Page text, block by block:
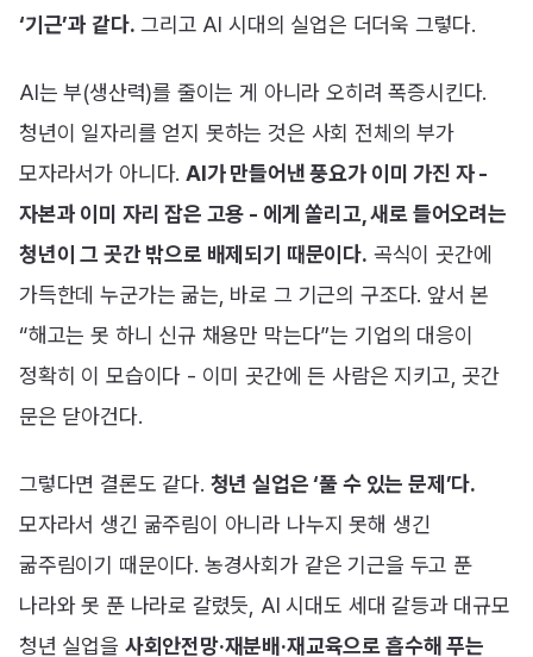
‘기근’과 같다. 그리고 AI 시대의 실업은 더더욱 그렇다.
AI는 부(생산력)를 줄이는 게 아니라 오히려 폭증시킨다.
청년이 일자리를 얻지 못하는 것은 사회 전체의 부가
모자라서가 아니다.AI가 만들어낸 풍요가 이미 가진 자 -
자본과 이미 자리 잡은 고용 - 에게 쏠리고, 새로 들어오려는
청년이 그 곳간 밖으로 배제되기 때문이다. 곡식이 곳간에
가득한데 누군가는 굶는, 바로 그 기근의 구조다. 앞서 본
“해고는 못 하니 신규 채용만 막는다”는 기업의 대응이
정확히 이 모습이다 - 이미 곳간에 든 사람은 지키고, 곳간
문은 닫아건다.
그렇다면 결론도 같다. 청년 실업은 ‘풀 수 있는 문제’다.
모자라서 생긴 굶주림이 아니라 나누지 못해 생긴
굶주림이기 때문이다. 농경사회가 같은 기근을 두고 푼
나라와 못 푼 나라로 갈렸듯, AI 시대도 세대 갈등과 대규모
청년 실업을 사회안전망·재분배·재교육으로 흡수해 푸는